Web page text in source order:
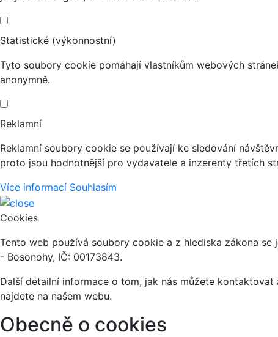
Statistické (výkonnostní)
Tyto soubory cookie pomáhají vlastníkům webových
anonymně.
Reklamní
Reklamní soubory cookie se používají ke sledování
proto jsou hodnotnější pro vydavatele a inzerenty třetích
Více informací Souhlasím
Cookies
Tento web používá soubory cookie a z hlediska zákona
- Bosonohy, IČ: 00173843.
Další detailní informace o tom, jak nás můžete
najdete na našem webu.
Obecně o cookies